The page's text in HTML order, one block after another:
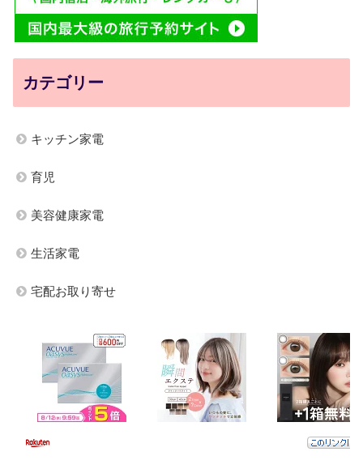
カテゴリー
キッチン家電
育児
美容健康家電
生活家電
宅配お取り寄せ